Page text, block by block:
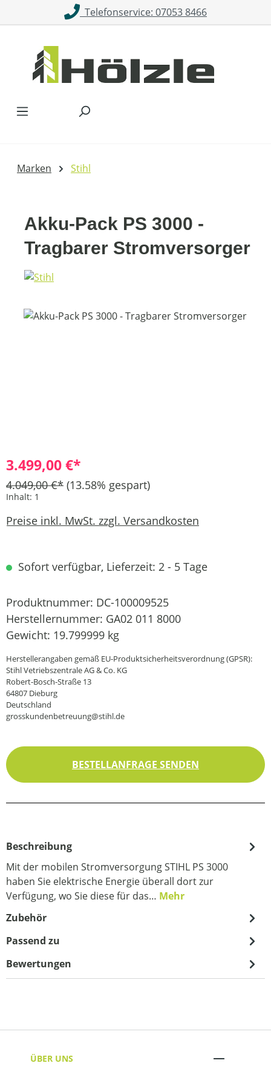
Zum Hauptinhalt springenTelefonservice: 07053 8466
Marken Stihl
Akku-Pack PS 3000 -
Tragbarer Stromversorger
Bildergalerie überspringen
3.499,00 €*
4.049,00 €* (13.58% gespart)
Inhalt: 1
Preise inkl. MwSt. zzgl. Versandkosten
Sofort verfügbar, Lieferzeit: 2 - 5 Tage
Produktnummer: DC-100009525
Herstellernummer: GA02 011 8000
Gewicht: 19.799999 kg
Herstellerangaben gemäß EU-Produktsicherheitsverordnung (GPSR):
Stihl Vetriebszentrale AG & Co. KG
Robert-Bosch-Straße 13
64807 Dieburg
Deutschland
grosskundenbetreuung@stihl.de
BESTELLANFRAGE SENDEN
Beschreibung
Mit der mobilen Stromversorgung STIHL PS 3000
haben Sie elektrische Energie überall dort zur
Verfügung, wo Sie diese für das… Mehr
Zubehör
Passend zu
Bewertungen
ÜBER UNS